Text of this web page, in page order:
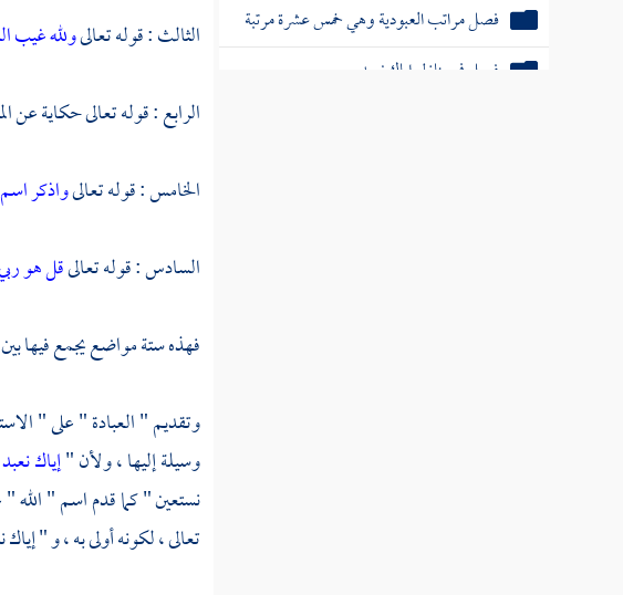
فصل مراتب العبودية وهي خمس عشرة مرتبة
فصل في منازل إياك نعبد
الثالث : قوله تعالىولله غيب
الرابع : قوله تعالى حكاية عن
الخامس : قوله تعالىواذكر
السادس : قوله تعالىقل هو
فهذه ستة مواضع يجمع فيها
وتقديم " العبادة " على "
وسيلة إليها ، ولأن "إياك نعبد
نستعين " كما قدم اسم "
تعالى ، لكونه أولى به ، و "